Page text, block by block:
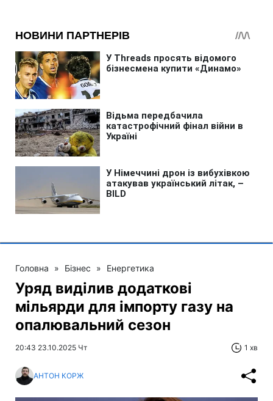
Головна » Бізнес » Енергетика
Уряд виділив додаткові
мільярди для імпорту газу на
опалювальний сезон
20:43 23.10.2025 Чт 1 хв
АНТОН КОРЖ